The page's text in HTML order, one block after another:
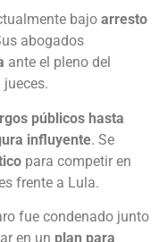
bajo arresto
abogados
ante el pleno del
públicos hasta
influyente. Se
para competir en
frente a Lula.
fue condenado junto
en un plan para